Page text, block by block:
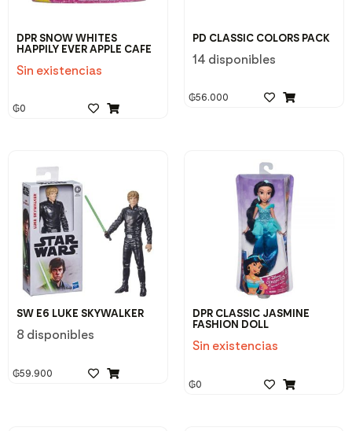
DPR SNOW WHITES
HAPPILY EVER APPLE CAFE
Sin existencias
₲0
PD CLASSIC COLORS PACK
14 disponibles
₲56.000
SW E6 LUKE SKYWALKER
8 disponibles
₲59.900
DPR CLASSIC JASMINE
FASHION DOLL
Sin existencias
₲0